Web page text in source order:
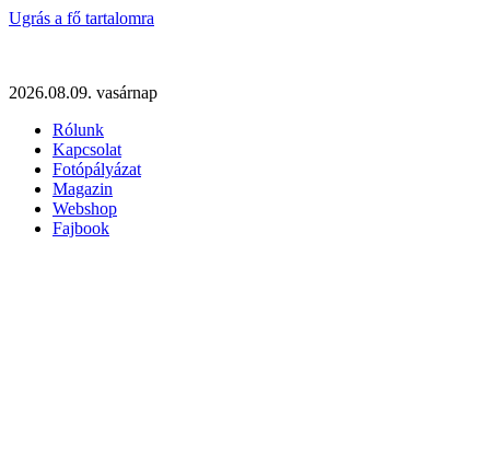
Ugrás a fő tartalomra
2026.08.09. vasárnap
Rólunk
Kapcsolat
Fotópályázat
Magazin
Webshop
Fajbook